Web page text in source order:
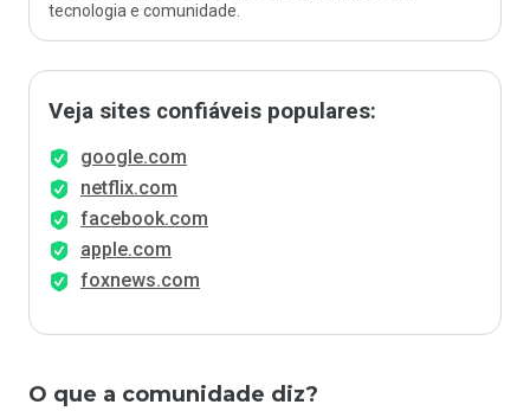
tecnologia e comunidade.
Veja sites confiáveis populares:
google.com
netflix.com
facebook.com
apple.com
foxnews.com
O que a comunidade diz?